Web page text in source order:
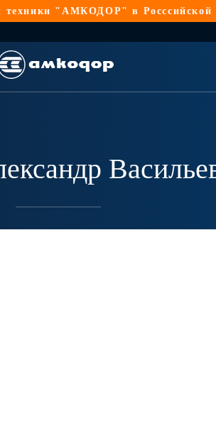
"АМКОДОР" в Росссийской